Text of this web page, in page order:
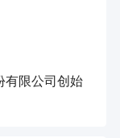
有限公司创始